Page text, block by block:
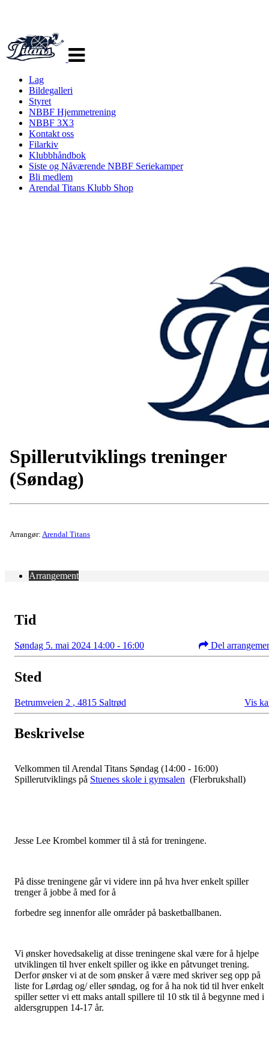
navigasjon
Lag
Bildegalleri
Styret
NBBF Hjemmetrening
NBBF 3X3
Kontakt oss
Filarkiv
Klubbhåndbok
Siste og Nåværende NBBF Seriekamper
Bli medlem
Arendal Titans Klubb Shop
Spillerutviklings treninger
(Søndag)
Arrangør: Arendal Titans
Arrangement
Tid
Søndag 5. mai 2024 14:00 - 16:00 Del
Sted
Betrumveien 2 , 4815 Saltrød Vis
Beskrivelse
Velkommen til Arendal Titans Søndag (14:00 - 16:00)
Spillerutviklings på Stuenes skole i gymsalen (Flerbrukshall)
Jesse Lee Krombel kommer til å stå for treningene.
På disse treningene går vi videre inn på hva hver enkelt spiller
trenger å jobbe å med for å
forbedre seg innenfor alle områder på basketballbanen.
Vi ønsker hovedsakelig at disse treningene skal være for å hjelpe
utviklingen til hver enkelt spiller og ikke en påtvunget trening.
Derfor ønsker vi at de som ønsker å være med skriver seg opp på
liste for Lørdag og/ eller søndag, og for å ha nok tid til hver enkelt
spiller setter vi ett maks antall spillere til 10 stk til å begynne med i
aldersgruppen 14-17 år.